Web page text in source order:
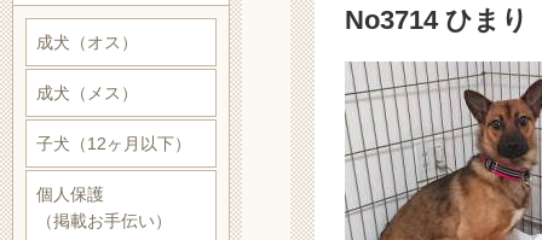
No3714 ひまり
成犬（オス）
成犬（メス）
子犬（12ヶ月以下）
個人保護
（掲載お手伝い）